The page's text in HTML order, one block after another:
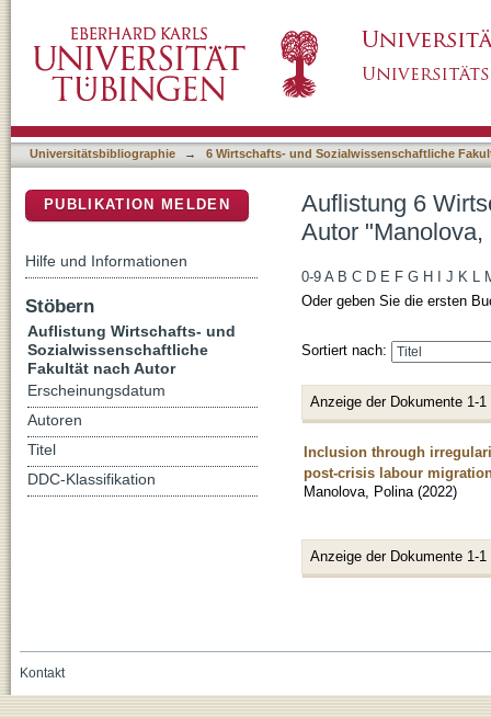
Universitätsbibliographie → 6 Wirtschafts- und Sozialwissenschaftliche
Auflistung 6
Autor "Manolova,
0-9 A B C D E F G H J K L
Oder geben Sie die ersten
Sortiert nach:
Anzeige der Dokumente 1-1
Inclusion through
post-crisis labour
Manolova, Polina (2022)
Anzeige der Dokumente 1-1
PUBLIKATION MELDEN
Hilfe und Informationen
Stöbern
Auflistung Wirtschafts- und
Sozialwissenschaftliche
Fakultät nach Autor
Erscheinungsdatum
Autoren
Titel
DDC-Klassifikation
Kontakt